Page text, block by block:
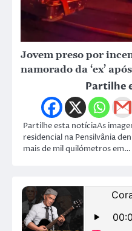
Jovem preso por
namorado da ‘ex’
Partilhe
Partilhe esta notíciaAs
residencial na Pensilvânia
mais de mil quilómetros em…